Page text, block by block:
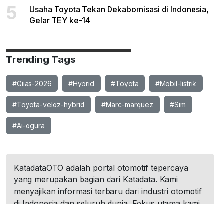
5
Usaha Toyota Tekan Dekabornisasi di Indonesia,
Gelar TEY ke-14
Trending Tags
#Giias-2026 #Hybrid #Toyota #Mobil-listrik
#Toyota-veloz-hybrid #Marc-marquez #Sim
#Ai-ogura
KatadataOTO adalah portal otomotif tepercaya
yang merupakan bagian dari Katadata. Kami
menyajikan informasi terbaru dari industri otomotif